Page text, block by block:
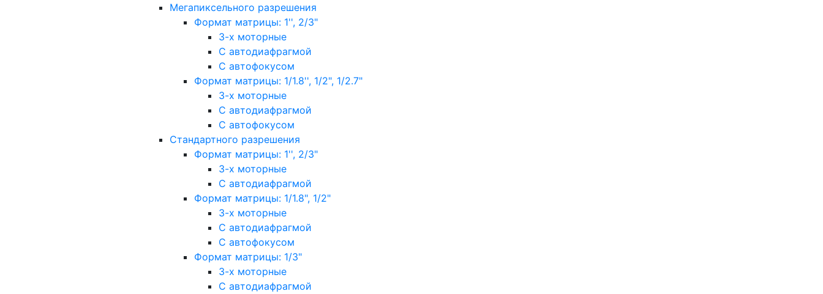
Мегапиксельного разрешения
Формат матрицы: 1'', 2/3"
3-х моторные
С автодиафрагмой
С автофокусом
Формат матрицы: 1/1.8'', 1/2", 1/2.7"
3-х моторные
С автодиафрагмой
С автофокусом
Стандартного разрешения
Формат матрицы: 1'', 2/3"
3-х моторные
С автодиафрагмой
Формат матрицы: 1/1.8", 1/2"
3-х моторные
С автодиафрагмой
С автофокусом
Формат матрицы: 1/3"
3-х моторные
С автодиафрагмой